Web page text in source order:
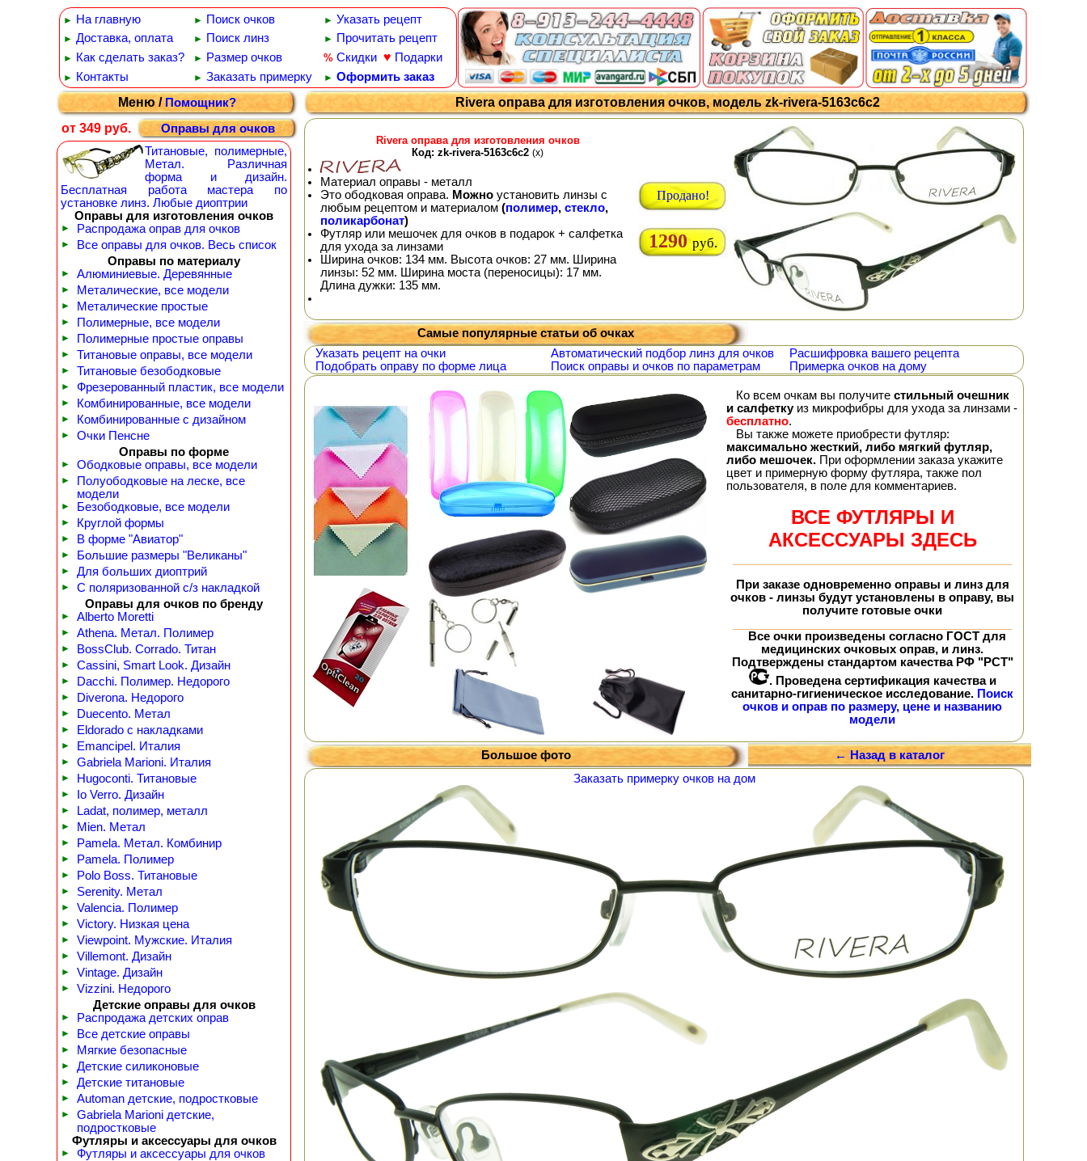
► На главную ► Поиск очков ► Указать рецепт
► Доставка, оплата ► Поиск линз ► Прочитать рецепт
► Как сделать заказ? ► Размер очков % Скидки ♥ Подарки
► Контакты ► Заказать примерку ► Оформить заказ
Меню /Помощник?
от 349 руб.
Оправы для очков
Титановые, полимерные,
Метал. Различная
форма и дизайн.
Бесплатная работа мастера по
установке линз. Любые диоптрии
Оправы для изготовления очков
► Распродажа оправ для очков
►
Все оправы для очков. Весь список
Оправы по материалу
► Алюминиевые. Деревянные
► Металические, все модели
► Металические простые
► Полимерные, все модели
► Полимерные простые оправы
► Титановые оправы, все модели
► Титановые безободковые
► Фрезерованный пластик, все модели
► Комбинированные, все модели
► Комбинированные с дизайном
►
Очки Пенсне
Оправы по форме
► Ободковые оправы, все модели
►
Полуободковые на леске, все
модели
► Безободковые, все модели
► Круглой формы
► В форме "Авиатор"
► Большие размеры "Великаны"
► Для больших диоптрий
►
С поляризованной с/з накладкой
Оправы для очков по бренду
► Alberto Moretti
► Athena. Метал. Полимер
► BossClub. Corrado. Титан
► Cassini, Smart Look. Дизайн
► Dacchi. Полимер. Недорого
► Diverona. Недорого
► Duecento. Метал
► Eldorado с накладками
► Emancipel. Италия
► Gabriela Marioni. Италия
► Hugoconti. Титановые
► Io Verro. Дизайн
► Ladat, полимер, металл
► Mien. Метал
► Pamela. Метал. Комбинир
► Pamela. Полимер
► Polo Boss. Титановые
► Serenity. Метал
► Valencia. Полимер
► Victory. Низкая цена
► Viewpoint. Мужские. Италия
► Villemont. Дизайн
► Vintage. Дизайн
►
Vizzini. Недорого
Детские оправы для очков
► Распродажа детских оправ
► Все детские оправы
► Мягкие безопасные
► Детские силиконовые
► Детские титановые
► Automan детские, подростковые
►
Gabriela Marioni детские,
подростковые
Футляры и аксессуары для очков
►
Футляры и аксессуары для очков
Rivera оправа для изготовления очков, модель zk-rivera-5163c6c2
Rivera оправа для изготовления очков
Код: zk-rivera-5163c6c2 (x)
Материал оправы - металл
Это ободковая оправа. Можно установить линзы с
любым рецептом и материалом (полимер, стекло,
поликарбонат)
Футляр или мешочек для очков в подарок + салфетка
для ухода за линзами
Ширина очков: 134 мм. Высота очков: 27 мм. Ширина
линзы: 52 мм. Ширина моста (переносицы): 17 мм.
Длина дужки: 135 мм.
Продано!
1290 руб.
Самые популярные статьи об очках
Указать рецепт на очки
Автоматический подбор линз для очков
Расшифровка вашего рецепта
Подобрать оправу по форме лица
Поиск оправы и очков по параметрам Примерка очков на дому
Ко всем очкам вы получите стильный очешник
и салфеткуиз микрофибры для ухода за линзами -
бесплатно.
Вы также можете приобрести футляр:
максимально жесткий, либо мягкий футляр,
либо мешочек. При оформлении заказа укажите
цвет и примерную форму футляра, также пол
пользователя, в поле для комментариев.
ВСЕ ФУТЛЯРЫ И
АКСЕССУАРЫ ЗДЕСЬ
При заказе одновременнооправы и линз для
очков - линзы будут установлены в оправу, вы
получите готовые очки
Все очки произведены согласно ГОСТ для
медицинских очковых оправ, и линз.
Подтверждены стандартом качества РФ "РСТ"
. Проведена сертификация качества и
санитарно-гигиеническое исследование. Поиск
очков и оправ по размеру, цене и названию
модели
Большое фото
← Назад в каталог
Заказать примерку очков на дом